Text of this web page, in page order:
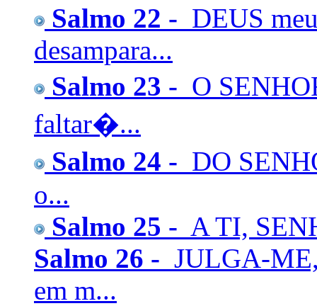
Salmo 22 - DEUS
desampara...
Salmo 23 - O
faltar�...
Salmo 24 - DO
o...
Salmo 25 - A TI,
Salmo 26 - JULGA-
em m...